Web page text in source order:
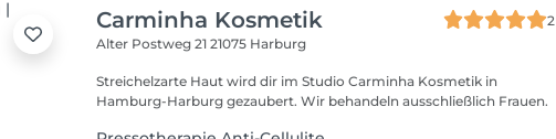
Carminha Kosmetik
2
Alter Postweg 2121075 Harburg
Streichelzarte Haut wird dir im Studio Carminha Kosmetik in
Hamburg-Harburg gezaubert. Wir behandeln ausschließlich Frauen.